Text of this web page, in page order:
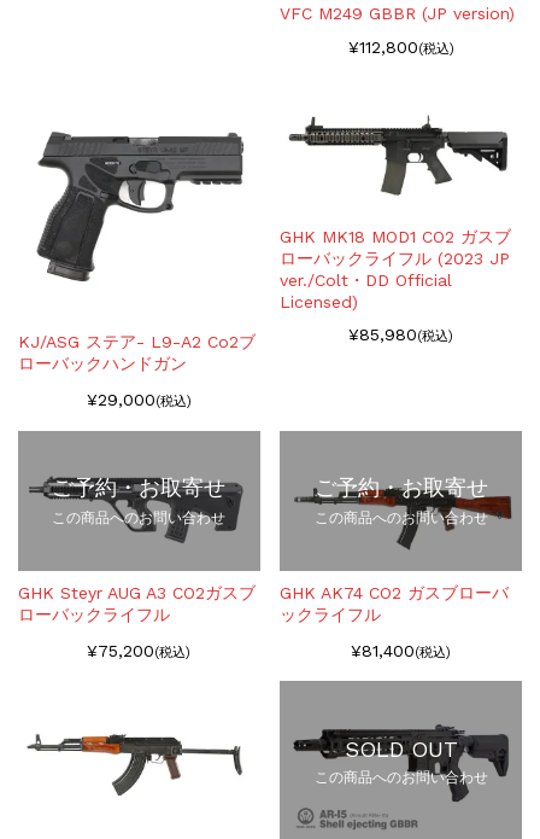
VFC M249 GBBR (JP version)
¥112,800(税込)
KJ/ASG ステア- L9-A2 Co2ブ
ローバックハンドガン
¥29,000(税込)
GHK MK18 MOD1 CO2 ガスブ
ローバックライフル (2023 JP
ver./Colt・DD Official
Licensed)
¥85,980(税込)
ご予約・お取寄せ
この商品へのお問い合わせ
GHK Steyr AUG A3 CO2ガスブ
ローバックライフル
¥75,200(税込)
ご予約・お取寄せ
この商品へのお問い合わせ
GHK AK74 CO2 ガスブローバ
ックライフル
¥81,400(税込)
SOLD OUT
この商品へのお問い合わせ